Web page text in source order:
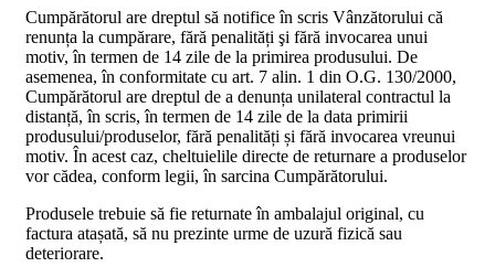
Cumpărătorul are dreptul să notifice în scris Vânzătorului că
renunța la cumpărare, fără penalități şi fără invocarea unui
motiv, în termen de 14 zile de la primirea produsului. De
asemenea, în conformitate cu art. 7 alin. 1 din O.G. 130/2000,
Cumpărătorul are dreptul de a denunța unilateral contractul la
distanță, în scris, în termen de 14 zile de la data primirii
produsului/produselor, fără penalități și fără invocarea vreunui
motiv. În acest caz, cheltuielile directe de returnare a produselor
vor cădea, conform legii, în sarcina Cumpărătorului.
Produsele trebuie să fie returnate în ambalajul original, cu
factura atașată, să nu prezinte urme de uzură fizică sau
deteriorare.